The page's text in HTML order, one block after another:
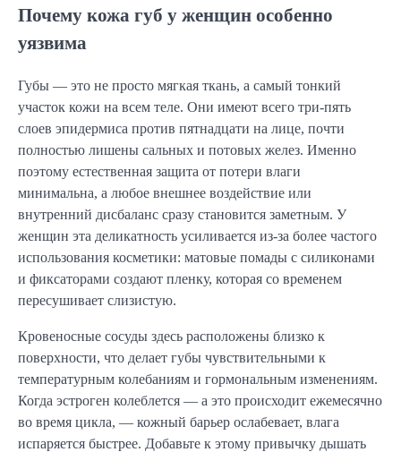
Почему кожа губ у женщин особенно
уязвима
Губы — это не просто мягкая ткань, а самый тонкий
участок кожи на всем теле. Они имеют всего три-пять
слоев эпидермиса против пятнадцати на лице, почти
полностью лишены сальных и потовых желез. Именно
поэтому естественная защита от потери влаги
минимальна, а любое внешнее воздействие или
внутренний дисбаланс сразу становится заметным. У
женщин эта деликатность усиливается из-за более частого
использования косметики: матовые помады с силиконами
и фиксаторами создают пленку, которая со временем
пересушивает слизистую.
Кровеносные сосуды здесь расположены близко к
поверхности, что делает губы чувствительными к
температурным колебаниям и гормональным изменениям.
Когда эстроген колеблется — а это происходит ежемесячно
во время цикла, — кожный барьер ослабевает, влага
испаряется быстрее. Добавьте к этому привычку дышать